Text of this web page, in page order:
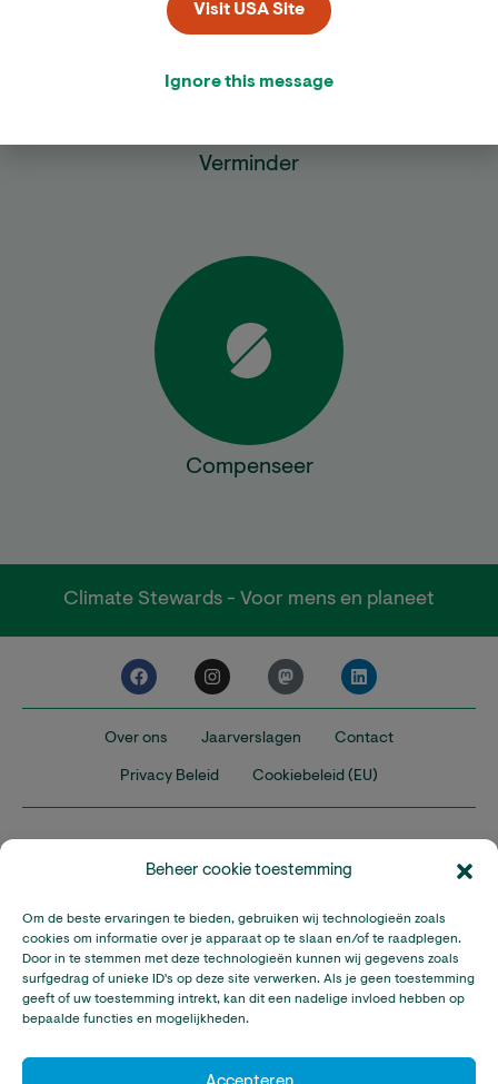
Beheer cookie toestemming
Om de beste ervaringen te bieden, gebruiken wij technologieën zoals
cookies om informatie over je apparaat op te slaan en/of te raadplegen.
Door in te stemmen met deze technologieën kunnen wij gegevens zoals
surfgedrag of unieke ID's op deze site verwerken. Als je geen toestemming
geeft of uw toestemming intrekt, kan dit een nadelige invloed hebben op
bepaalde functies en mogelijkheden.
Verminder
Compenseer
Climate Stewards - Voor mens en planeet
Over ons Jaarverslagen Contact
Privacy Beleid Cookiebeleid (EU)
Nederland Verenigd Koninkrijk Verenigde Staten
Climate Stewards is onderdeel van Stichting A Rocha Nederland,
een geregistreerd goed doel in Nederland (RSIN: 815032924).
© Copyright Climate Stewards Ltd. – All rights reserved.
Visit USA Site
Ignore this message